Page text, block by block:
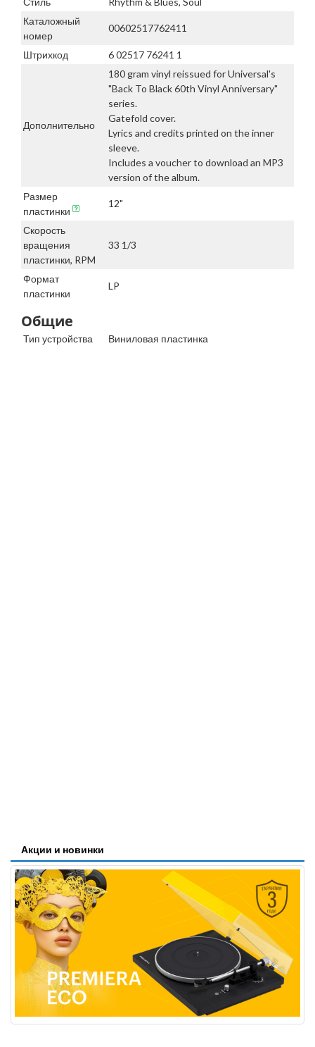
Каталожный
номер
00602517762411
Штрихкод 6 02517 76241 1
Дополнительно
180 gram vinyl reissued for Universal's
"Back To Black 60th Vinyl Anniversary"
series.
Gatefold cover.
Lyrics and credits printed on the inner
sleeve.
Includes a voucher to download an MP3
version of the album.
Размер
пластинки
12"
Скорость
вращения
пластинки, RPM
33 1/3
Формат
пластинки
LP
Общие
Тип устройства Виниловая пластинка
Акции и новинки